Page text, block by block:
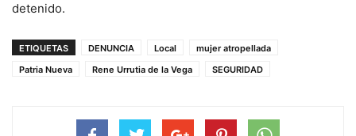
detenido.
ETIQUETAS DENUNCIA Local
mujer atropellada
Patria Nueva
Rene Urrutia de la Vega SEGURIDAD